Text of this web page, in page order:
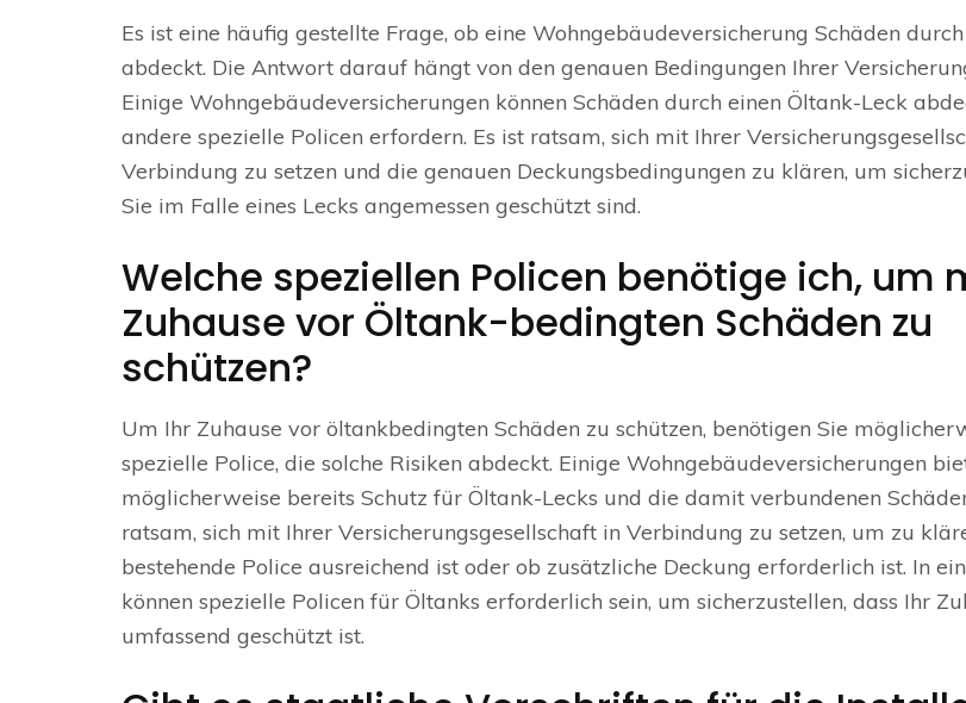
Es ist eine häufig gestellte Frage, ob eine Wohngebäudeversicherung Schäden
abdeckt. Die Antwort darauf hängt von den genauen Bedingungen Ihrer
Einige Wohngebäudeversicherungen können Schäden durch einen Öltank-Leck
andere spezielle Policen erfordern. Es ist ratsam, sich mit Ihrer
Verbindung zu setzen und die genauen Deckungsbedingungen zu klären, um
Sie im Falle eines Lecks angemessen geschützt sind.
Welche speziellen Policen benötige ich, um
Zuhause vor Öltank-bedingten Schäden zu
schützen?
Um Ihr Zuhause vor öltankbedingten Schäden zu schützen, benötigen Sie
spezielle Police, die solche Risiken abdeckt. Einige Wohngebäudeversicherungen
möglicherweise bereits Schutz für Öltank-Lecks und die damit verbundenen
ratsam, sich mit Ihrer Versicherungsgesellschaft in Verbindung zu setzen, um zu
bestehende Police ausreichend ist oder ob zusätzliche Deckung erforderlich ist. In
können spezielle Policen für Öltanks erforderlich sein, um sicherzustellen, dass Ihr
umfassend geschützt ist.